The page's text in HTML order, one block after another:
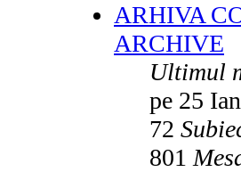
ARHIVA
ARCHIVE
Ultimul
pe 25
72
801